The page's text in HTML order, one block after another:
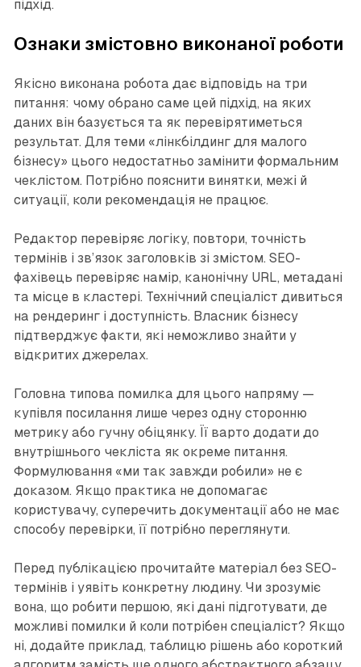
підхід.
Ознаки змістовно виконаної роботи
Якісно виконана робота дає відповідь на три
питання: чому обрано саме цей підхід, на яких
даних він базується та як перевірятиметься
результат. Для теми «лінкбілдинг для малого
бізнесу» цього недостатньо замінити формальним
чеклістом. Потрібно пояснити винятки, межі й
ситуації, коли рекомендація не працює.
Редактор перевіряє логіку, повтори, точність
термінів і зв’язок заголовків зі змістом. SEO-
фахівець перевіряє намір, канонічну URL, метадані
та місце в кластері. Технічний спеціаліст дивиться
на рендеринг і доступність. Власник бізнесу
підтверджує факти, які неможливо знайти у
відкритих джерелах.
Головна типова помилка для цього напряму —
купівля посилання лише через одну сторонню
метрику або гучну обіцянку. Її варто додати до
внутрішнього чекліста як окреме питання.
Формулювання «ми так завжди робили» не є
доказом. Якщо практика не допомагає
користувачу, суперечить документації або не має
способу перевірки, її потрібно переглянути.
Перед публікацією прочитайте матеріал без SEO-
термінів і уявіть конкретну людину. Чи зрозуміє
вона, що робити першою, які дані підготувати, де
можливі помилки й коли потрібен спеціаліст? Якщо
ні, додайте приклад, таблицю рішень або короткий